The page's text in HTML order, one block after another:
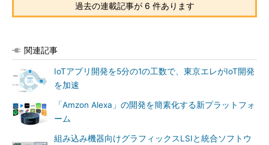
過去の連載記事が 6 件あります
関連記事
IoTアプリ開発を5分の1の工数で、東京エレがIoT開発
を加速
「Amzon Alexa」の開発を簡素化する新プラットフォ
ーム
組み込み機器向けグラフィックスLSIと統合ソフトウ